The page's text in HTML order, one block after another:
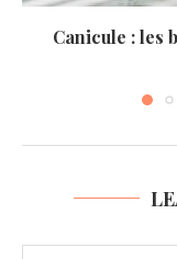
Canicule : les